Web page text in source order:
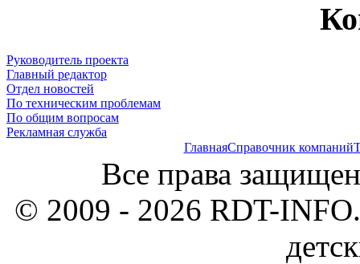
Руководитель проекта
Главный редактор
Отдел новостей
По техническим проблемам
По общим вопросам
Рекламная служба
ГлавнаяСправочник компаний
Все права
© 2009 - 2026 RDT-